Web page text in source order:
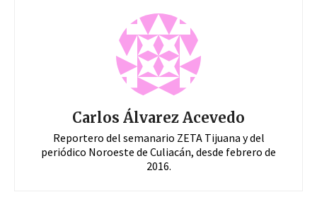
Carlos Álvarez Acevedo
Reportero del semanario ZETA Tijuana y del
periódico Noroeste de Culiacán, desde febrero de
2016.